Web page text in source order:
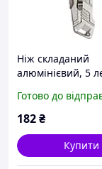
Ніж складаний
алюмінієвий, 5
Готово до
182₴
Купити